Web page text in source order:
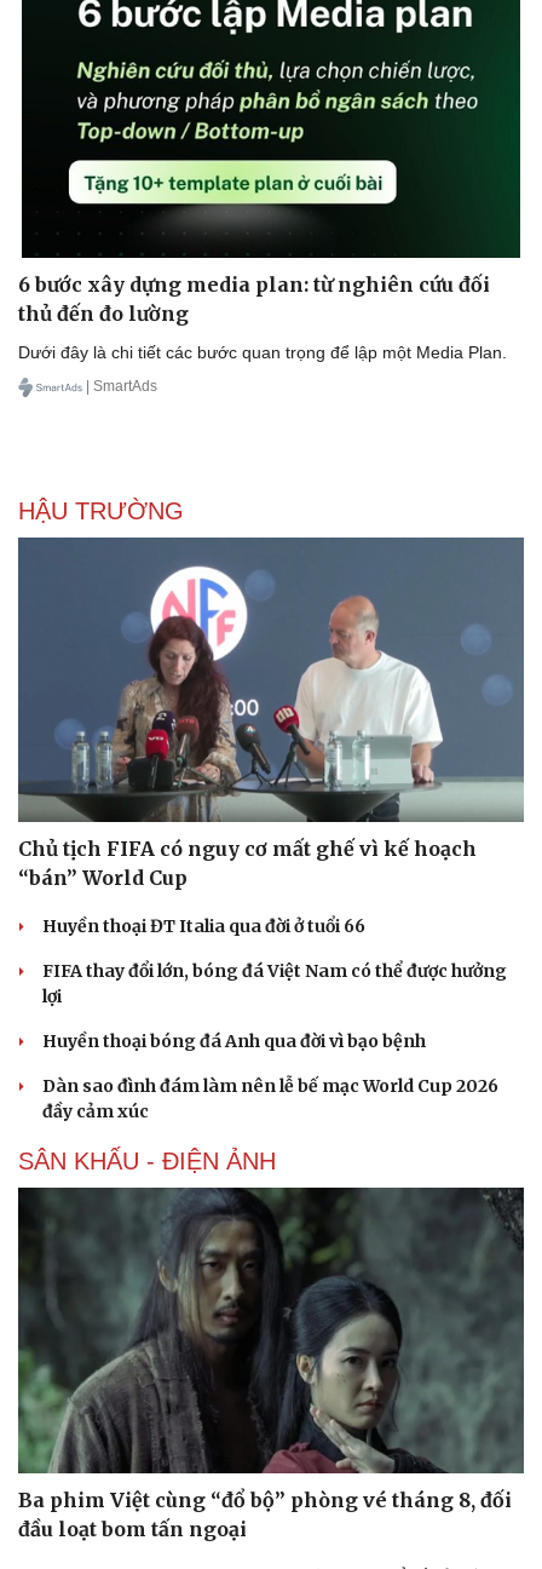
Văn hóa
Sân khấu - Điện ảnh
Âm nhạc
Nghệ sĩ
Thời trang
Sao Việt
6 bước xây dựng media plan: từ nghiên cứu đối
thủ đến đo lường
Dưới đây là chi tiết các bước quan trọng để lập một Media Plan.
| SmartAds
HẬU TRƯỜNG
Chủ tịch FIFA có nguy cơ mất ghế vì kế hoạch
“bán” World Cup
Huyền thoại ĐT Italia qua đời ở tuổi 66
FIFA thay đổi lớn, bóng đá Việt Nam có thể được hưởng
lợi
Huyền thoại bóng đá Anh qua đời vì bạo bệnh
Dàn sao đình đám làm nên lễ bế mạc World Cup 2026
đầy cảm xúc
SÂN KHẤU - ĐIỆN ẢNH
Ba phim Việt cùng “đổ bộ” phòng vé tháng 8, đối
đầu loạt bom tấn ngoại